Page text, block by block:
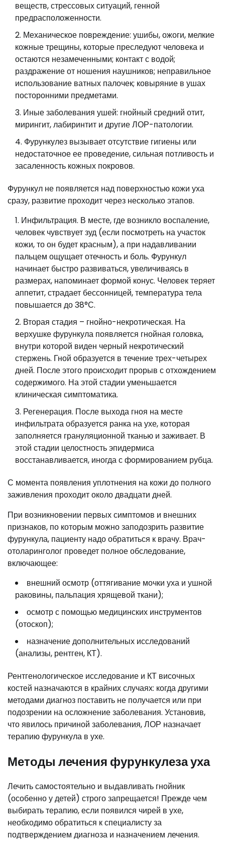
веществ, стрессовых ситуаций, генной
предрасположенности.
Механическое повреждение: ушибы, ожоги, мелкие
кожные трещины, которые преследуют человека и
остаются незамеченными; контакт с водой;
раздражение от ношения наушников; неправильное
использование ватных палочек; ковыряние в ушах
посторонними предметами.
Иные заболевания ушей: гнойный средний отит,
мирингит, лабиринтит и другие ЛОР-патологии.
Фурункулез вызывает отсутствие гигиены или
недостаточное ее проведение, сильная потливость и
засаленность кожных покровов.
Фурункул не появляется над поверхностью кожи уха
сразу, развитие проходит через несколько этапов.
Инфильтрация. В месте, где возникло воспаление,
человек чувствует зуд (если посмотреть на участок
кожи, то он будет красным), а при надавливании
пальцем ощущает отечность и боль. Фурункул
начинает быстро развиваться, увеличиваясь в
размерах, напоминает формой конус. Человек теряет
аппетит, страдает бессонницей, температура тела
повышается до 38°С.
Вторая стадия – гнойно-некротическая. На
верхушке фурункула появляется гнойная головка,
внутри которой виден черный некротический
стержень. Гной образуется в течение трех-четырех
дней. После этого происходит прорыв с отхождением
содержимого. На этой стадии уменьшается
клиническая симптоматика.
Регенерация. После выхода гноя на месте
инфильтрата образуется ранка на ухе, которая
заполняется грануляционной тканью и заживает. В
этой стадии целостность эпидермиса
восстанавливается, иногда с формированием рубца.
С момента появления уплотнения на кожи до полного
заживления проходит около двадцати дней.
При возникновении первых симптомов и внешних
признаков, по которым можно заподозрить развитие
фурункула, пациенту надо обратиться к врачу. Врач-
отоларинголог проведет полное обследование,
включающее:
внешний осмотр (оттягивание мочки уха и ушной
раковины, пальпация хрящевой ткани);
осмотр с помощью медицинских инструментов
(отоскоп);
назначение дополнительных исследований
(анализы, рентген, КТ).
Рентгенологическое исследование и КТ височных
костей назначаются в крайних случаях: когда другими
методами диагноз поставить не получается или при
подозрении на осложнение заболевания. Установив,
что явилось причиной заболевания, ЛОР назначает
терапию фурункула в ухе.
Методы лечения фурункулеза уха
Лечить самостоятельно и выдавливать гнойник
(особенно у детей) строго запрещается! Прежде чем
выбирать терапию, если появился чирей в ухе,
необходимо обратиться к специалисту за
подтверждением диагноза и назначением лечения.